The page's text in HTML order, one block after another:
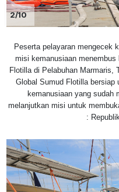
2/10
Peserta pelayaran mengecek
misi kemanusiaan
Flotilla di Pelabuhan Marmaris,
Global Sumud Flotilla bersiap
kemanusiaan yang sudah
melanjutkan misi untuk
: